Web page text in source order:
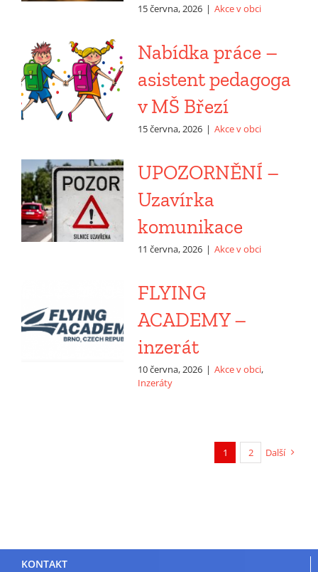
15 června, 2026 | Akce v obci
Nabídka práce –
asistent pedagoga
v MŠ Březí
15 června, 2026 | Akce v obci
UPOZORNĚNÍ –
Uzavírka
komunikace
11 června, 2026 | Akce v obci
FLYING
ACADEMY –
inzerát
10 června, 2026 | Akce v obci,
Inzeráty
1 2 Další
KONTAKT